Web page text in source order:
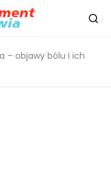
– objawy bólu i ich